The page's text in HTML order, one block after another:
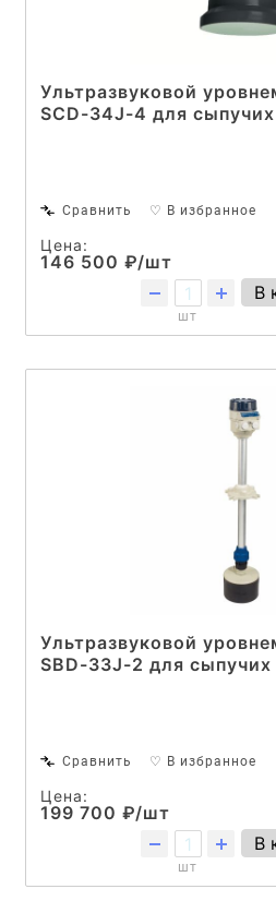
Ультразвуковой
SCD-34J-4 для
Сравнить ♡ В избранное
Цена:
146 500 ₽/шт
шт
В
Ультразвуковой
SBD-33J-2 для
Сравнить ♡ В избранное
Цена:
199 700 ₽/шт
шт
В